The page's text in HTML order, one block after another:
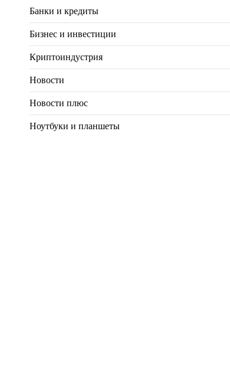
Банки и кредиты
Бизнес и инвестиции
Криптоиндустрия
Новости
Новости плюс
Ноутбуки и планшеты